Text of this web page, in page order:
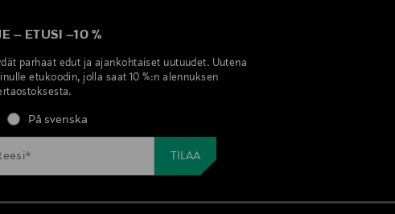
– ETUSI –10 %
parhaat edut ja ajankohtaiset uutuudet. Uutena
etukoodin, jolla saat 10 %:n alennuksen
På svenska